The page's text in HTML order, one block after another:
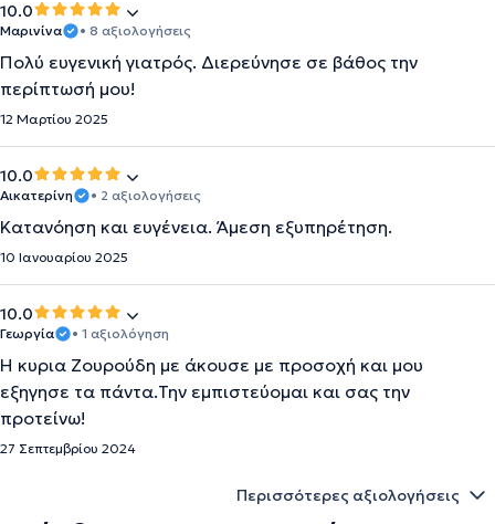
10.0
Μαρινίνα • 8 αξιολογήσεις
Πολύ ευγενική γιατρός. Διερεύνησε σε βάθος την
περίπτωσή μου!
12 Μαρτίου 2025
10.0
Αικατερίνη • 2 αξιολογήσεις
Κατανόηση και ευγένεια. Άμεση εξυπηρέτηση.
10 Ιανουαρίου 2025
10.0
Γεωργία • 1 αξιολόγηση
Η κυρια Ζουρούδη με άκουσε με προσοχή και μου
εξηγησε τα πάντα.Την εμπιστεύομαι και σας την
προτείνω!
27 Σεπτεμβρίου 2024
Περισσότερες αξιολογήσεις